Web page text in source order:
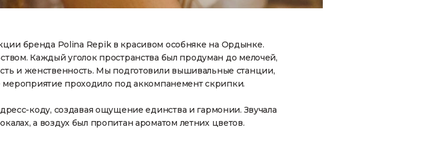
бренда Polina Repik в красивом особняке на Ордынке.
Каждый уголок пространства был продуман до мелочей,
и женственность. Мы подготовили вышивальные станции,
мероприятие проходило под аккомпанемент скрипки.
коду, создавая ощущение единства и гармонии. Звучала
а воздух был пропитан ароматом летних цветов.